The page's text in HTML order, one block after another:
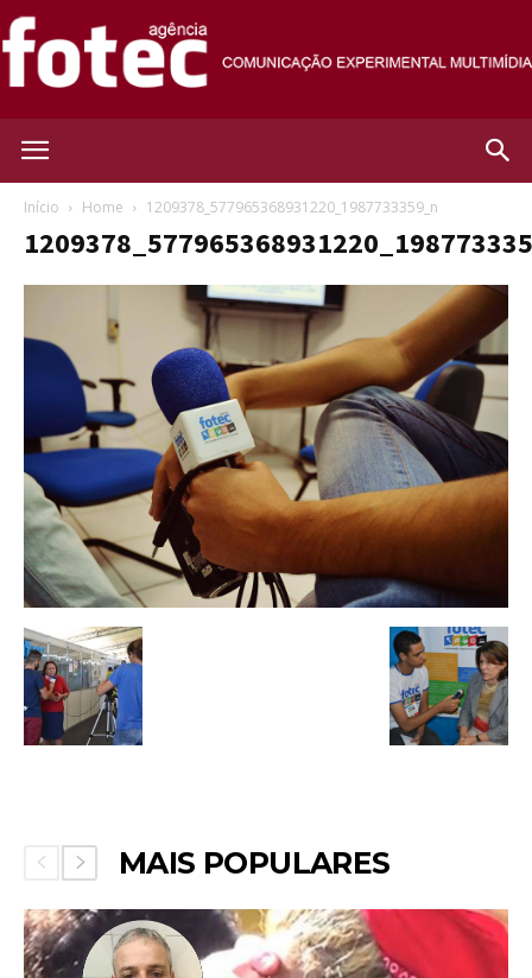
Início Home 1209378_577965368931220_1987733359_n
MAIS POPULARES